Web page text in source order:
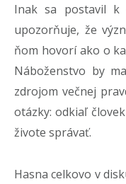
Inak sa postavil k
upozorňuje, že
ňom hovorí ako o
Náboženstvo by
zdrojom večnej
otázky: odkiaľ
živote správať.
Hasna celkovo v